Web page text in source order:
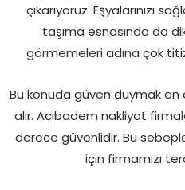
çıkarıyoruz. Eşyalarınızı
taşıma esnasında da
görmemeleri adına çok
Bu konuda güven duymak en
alır. Acıbadem nakliyat
derece güvenlidir. Bu
için firmamızı